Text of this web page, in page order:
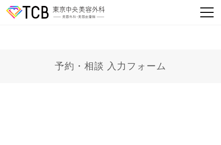
予約・相談 入力フォーム